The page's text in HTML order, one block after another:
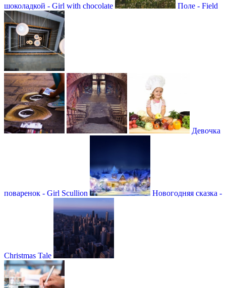
шоколадкой - Girl with chocolate Поле - Field
Девочка
поваренок - Girl Scullion Новогодняя сказка -
Christmas Tale